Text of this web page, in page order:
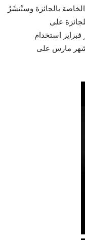
بالجائزة وستُنشَرُ
على
استخدام
مارس على